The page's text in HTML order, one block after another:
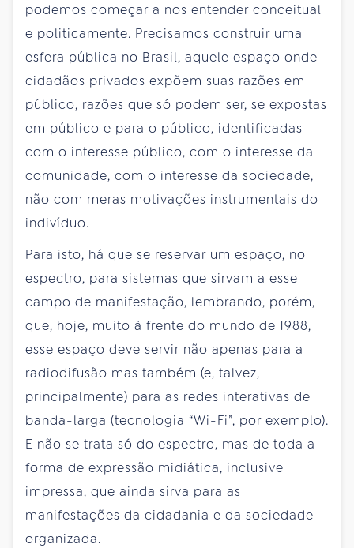
podemos começar a nos entender conceitual
e politicamente. Precisamos construir uma
esfera pública no Brasil, aquele espaço onde
cidadãos privados expõem suas razões em
público, razões que só podem ser, se expostas
em público e para o público, identificadas
com o interesse público, com o interesse da
comunidade, com o interesse da sociedade,
não com meras motivações instrumentais do
indivíduo.
Para isto, há que se reservar um espaço, no
espectro, para sistemas que sirvam a esse
campo de manifestação, lembrando, porém,
que, hoje, muito à frente do mundo de 1988,
esse espaço deve servir não apenas para a
radiodifusão mas também (e, talvez,
principalmente) para as redes interativas de
banda-larga (tecnologia “Wi-Fi”, por exemplo).
E não se trata só do espectro, mas de toda a
forma de expressão midiática, inclusive
impressa, que ainda sirva para as
manifestações da cidadania e da sociedade
organizada.